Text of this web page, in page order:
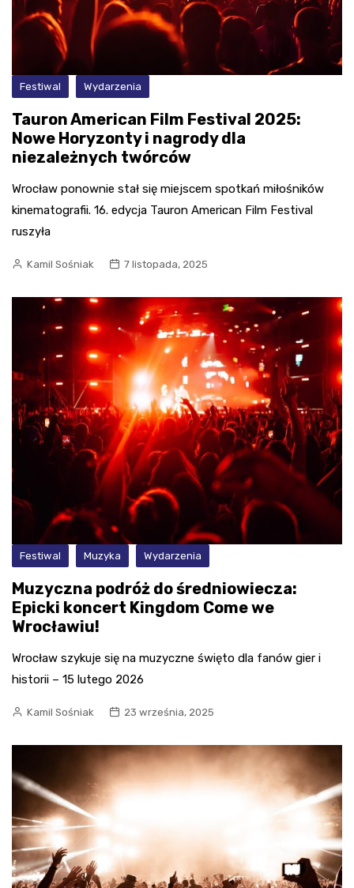
Festiwal Wydarzenia
Tauron American Film Festival 2025:
Nowe Horyzonty i nagrody dla
niezależnych twórców
Wrocław ponownie stał się miejscem spotkań miłośników
kinematografii. 16. edycja Tauron American Film Festival
ruszyła
Kamil Sośniak 7 listopada, 2025
Festiwal Muzyka Wydarzenia
Muzyczna podróż do średniowiecza:
Epicki koncert Kingdom Come we
Wrocławiu!
Wrocław szykuje się na muzyczne święto dla fanów gier i
historii – 15 lutego 2026
Kamil Sośniak 23 września, 2025